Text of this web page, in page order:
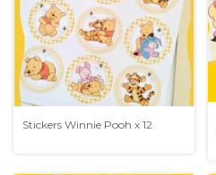
Stickers Winnie Pooh x 12